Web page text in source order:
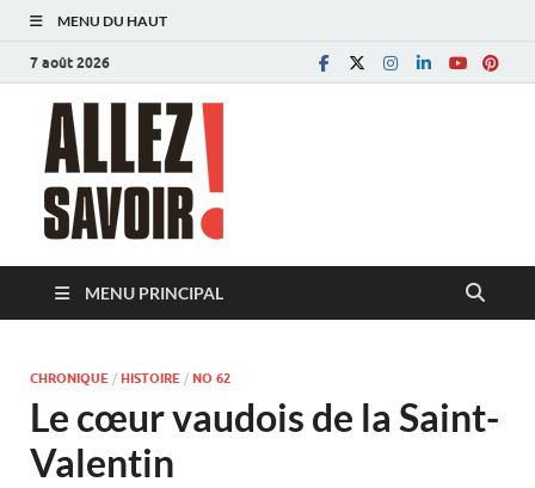
MENU DU HAUT
7 août 2026
MENU PRINCIPAL
CHRONIQUE / HISTOIRE / NO 62
Le cœur vaudois de la Saint-
Valentin